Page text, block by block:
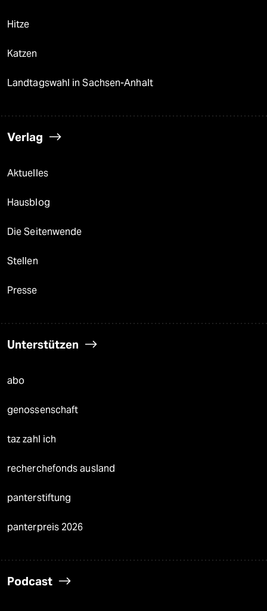
Hitze
Katzen
Landtagswahl in Sachsen-Anhalt
Verlag
Aktuelles
Hausblog
Die Seitenwende
Stellen
Presse
Unterstützen
abo
genossenschaft
taz zahl ich
recherchefonds ausland
panterstiftung
panterpreis 2026
Podcast